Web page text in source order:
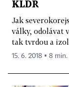
KLDR
Jak
války, odolávat
tak tvrdou a
15. 6. 2018 ▪ 8